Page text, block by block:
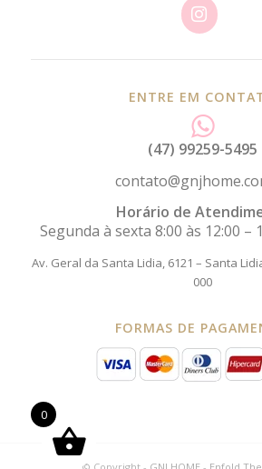
ENTRE EM
(47) 99259-5495
Horário de
Segunda à sexta 8:00 às 12:00 –
Av. Geral da Santa Lidia, 6121 – Santa
000
FORMAS DE
0